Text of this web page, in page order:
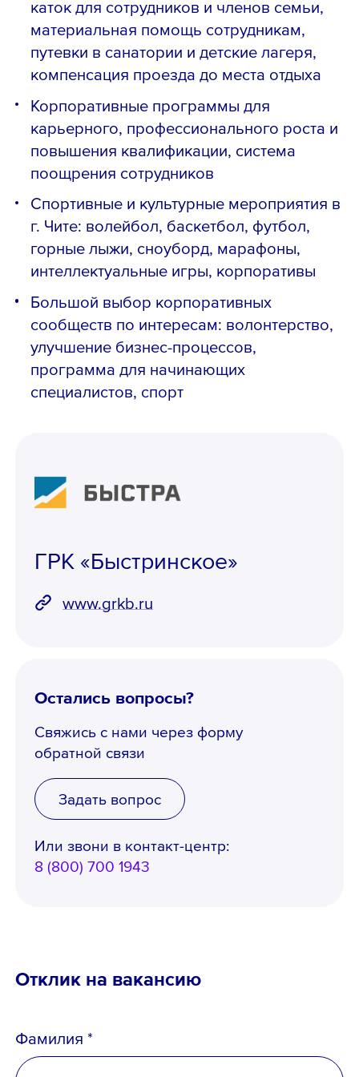
каток для сотрудников и членов семьи,
материальная помощь сотрудникам,
путевки в санатории и детские лагеря,
компенсация проезда до места отдыха
Корпоративные программы для
карьерного, профессионального роста и
повышения квалификации, система
поощрения сотрудников
Спортивные и культурные мероприятия в
г. Чите: волейбол, баскетбол, футбол,
горные лыжи, сноуборд, марафоны,
интеллектуальные игры, корпоративы
Большой выбор корпоративных
сообществ по интересам: волонтерство,
улучшение бизнес-процессов,
программа для начинающих
специалистов, спорт
ГРК «Быстринское»
www.grkb.ru
Остались вопросы?
Свяжись с нами через форму
обратной связи
Задать вопрос
Или звони в контакт-центр:
8 (800) 700 1943
Отклик на вакансию
Фамилия *